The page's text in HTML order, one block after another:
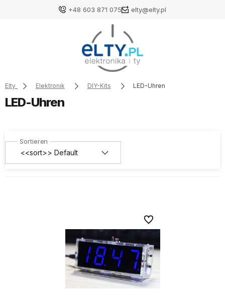
+48 603 871 075 elty@elty.pl
Elty Elektronik DIY-Kits LED-Uhren
LED-Uhren
Zu Favoriten